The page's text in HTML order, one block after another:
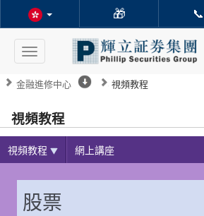
🎁 📞
Toggle
navigation
金融進修中心 視頻教程
視頻教程
視頻教程 網上講座
股票